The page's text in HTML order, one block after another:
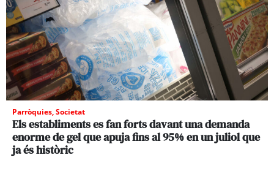
Parròquies,Societat
Els establiments es fan forts davant una demanda
enorme de gel que apuja fins al 95% en un juliol que
ja és històric